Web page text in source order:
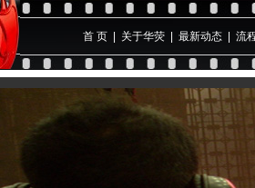
首 页| 关于华荧| 最新动态| 流